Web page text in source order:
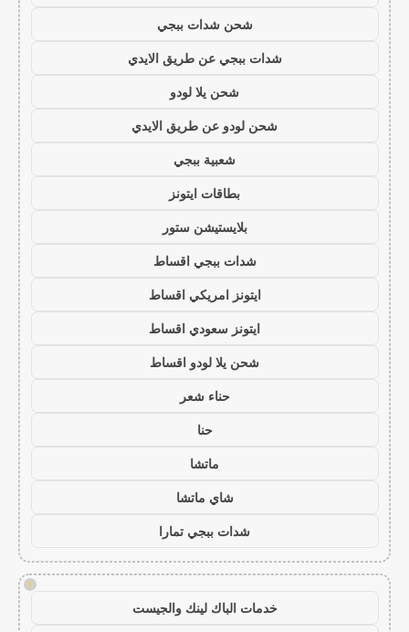
شحن شدات ببجي
شدات ببجي عن طريق الايدي
شحن يلا لودو
شحن لودو عن طريق الايدي
شعبية ببجي
بطاقات ايتونز
بلايستيشن ستور
شدات ببجي اقساط
ايتونز امريكي اقساط
ايتونز سعودي اقساط
شحن يلا لودو اقساط
حناء شعر
حنا
ماتشا
شاي ماتشا
شدات ببجي تمارا
!
خدمات الباك لينك والجيست